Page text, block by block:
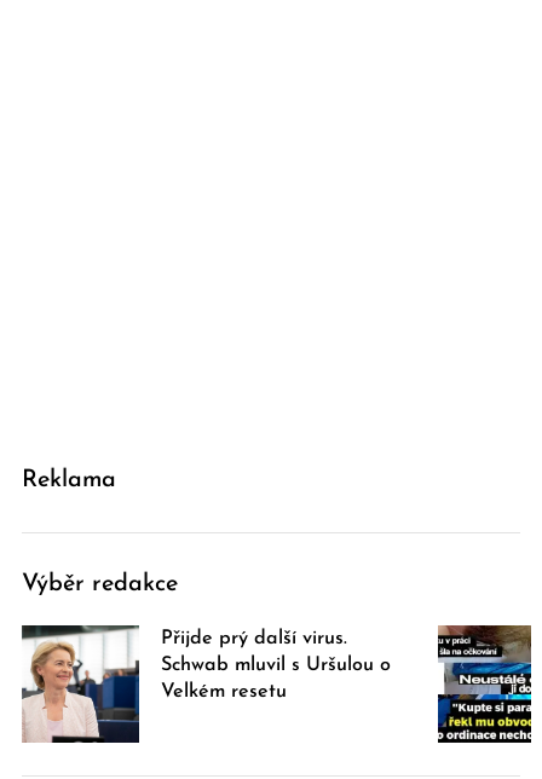
Reklama
Výběr redakce
Přijde prý další virus.
Schwab mluvil s Uršulou o
Velkém resetu